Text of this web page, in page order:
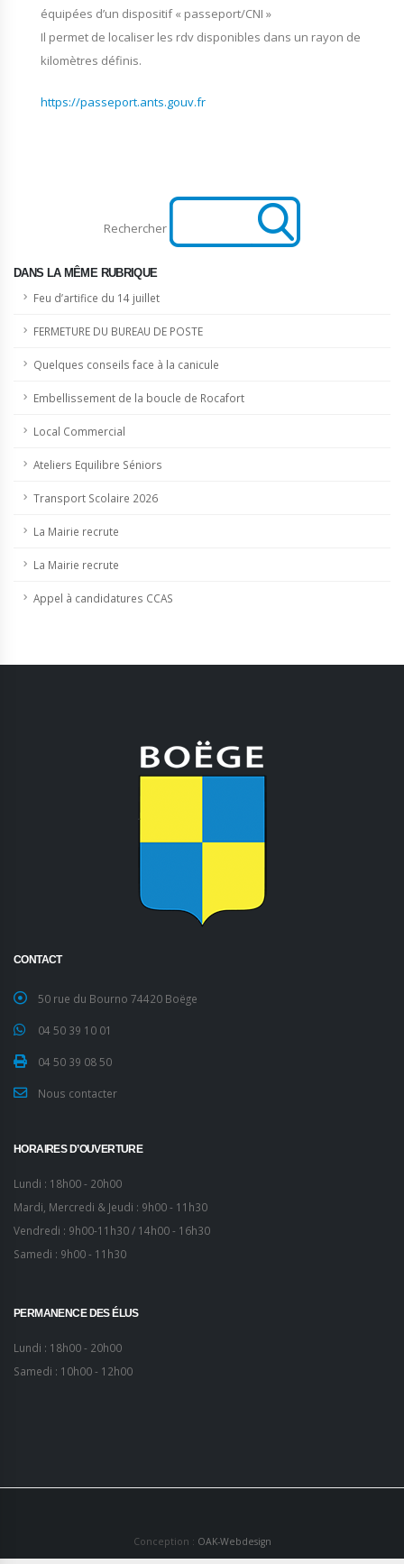
équipées d’un dispositif « passeport/CNI »
Il permet de localiser les rdv disponibles dans un rayon de
kilomètres définis.
https://passeport.ants.gouv.fr
Rechercher
DANS LA MÊME RUBRIQUE
Feu d’artifice du 14 juillet
FERMETURE DU BUREAU DE POSTE
Quelques conseils face à la canicule
Embellissement de la boucle de Rocafort
Local Commercial
Ateliers Equilibre Séniors
Transport Scolaire 2026
La Mairie recrute
La Mairie recrute
Appel à candidatures CCAS
CONTACT
50 rue du Bourno 74420 Boëge
04 50 39 10 01
04 50 39 08 50
Nous contacter
HORAIRES D’OUVERTURE
Lundi : 18h00 - 20h00
Mardi, Mercredi & Jeudi : 9h00 - 11h30
Vendredi : 9h00-11h30 / 14h00 - 16h30
Samedi : 9h00 - 11h30
PERMANENCE DES ÉLUS
Lundi : 18h00 - 20h00
Samedi : 10h00 - 12h00
Conception : OAK-Webdesign